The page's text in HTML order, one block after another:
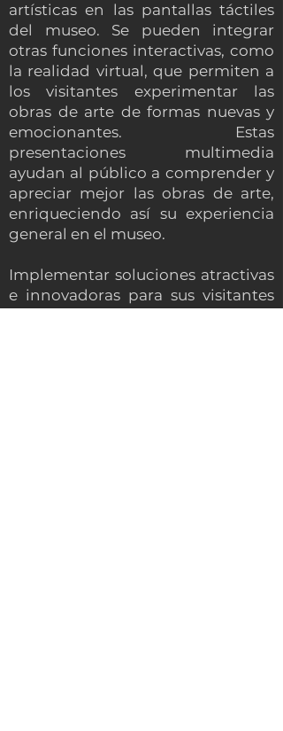
artísticas en las pantallas táctiles
del museo. Se pueden integrar
otras funciones interactivas, como
la realidad virtual, que permiten a
los visitantes experimentar las
obras de arte de formas nuevas y
emocionantes. Estas
presentaciones multimedia
ayudan al público a comprender y
apreciar mejor las obras de arte,
enriqueciendo así su experiencia
general en el museo.
Implementar soluciones atractivas
e innovadoras para sus visitantes